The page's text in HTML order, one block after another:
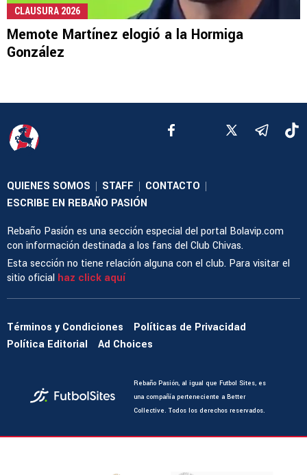
CLAUSURA 2026
Memote Martínez elogió a la Hormiga
González
QUIENES SOMOS | STAFF | CONTACTO |
ESCRIBE EN REBAÑO PASIÓN
Rebaño Pasión es una sección especial del portal Bolavip.com
con información destinada a los fans del Club Chivas.
Esta sección no tiene relación alguna con el club. Para visitar el
sitio oficial haz click aquí
Términos y Condiciones
Políticas de Privacidad
Política Editorial
Ad Choices
Rebaño Pasión, al igual que Futbol Sites, es
una compañía perteneciente a Better
Collective. Todos los derechos reservados.